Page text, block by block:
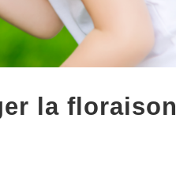
la